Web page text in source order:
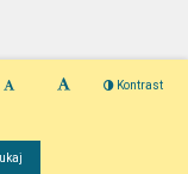
Kontrast